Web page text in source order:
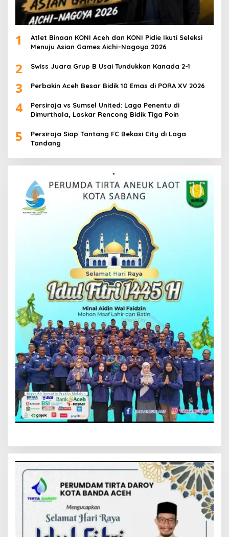
1
Atlet Binaan KONI Aceh dan KONI Pidie Ikuti Seleksi
Menuju Asian Games Aichi–Nagoya 2026
2 Swiss Juara Grup B Usai Tundukkan Kanada 2-1
3 Perbakin Aceh Besar Bidik 10 Emas di PORA XV 2026
4
Persiraja vs Sumsel United: Laga Penentu di
Dimurthala, Laskar Rencong Bidik Tiga Poin
5
Persiraja Siap Tantang FC Bekasi City di Laga
Tandang